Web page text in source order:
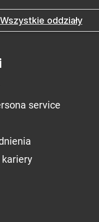
Wszystkie oddziały
service